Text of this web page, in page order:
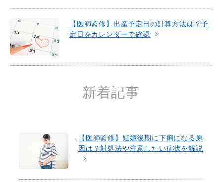
【医師監修】出産予定日の計算方法は？予
定日をカレンダーで確認
新着記事
【医師監修】妊娠後期に下痢になる原
因は？対処法や注意したい症状を解説